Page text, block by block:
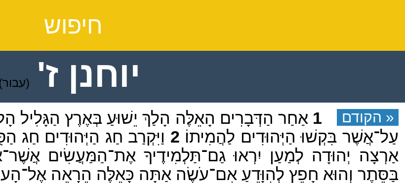
חיפוש
יוחנן ז'
« הקודם 1 אַחַר הַדְּבָרִים הָאֵלֶּה הָלַךְ יֵשׁוּעַ בְּאֶרֶץ הַגָּלִיל
עַל־אֲשֶׁר בִּקְשׁוּ הַיְּהוּדִים לַהֲמִיתוֹ׃ 2 וַיִּקְרַב חַג הַיְּהוּדִים חַג
אַרְצָה יְהוּדָה לְמַעַן יִרְאוּ גַם־תַּלְמִידֶיךָ אֶת־הַמַּעֲשִׂים
בַּסֵּתֶר וְהוּא חָפֵץ לְהִוָּדֵעַ אִם־עֹשֶׂה אַתָּה כָּאֵלֶּה הֵרָאֵה